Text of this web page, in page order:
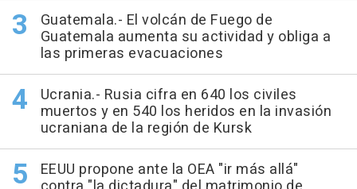
Guatemala.- El volcán de Fuego de
Guatemala aumenta su actividad y obliga a
las primeras evacuaciones
Ucrania.- Rusia cifra en 640 los civiles
muertos y en 540 los heridos en la invasión
ucraniana de la región de Kursk
EEUU propone ante la OEA "ir más allá"